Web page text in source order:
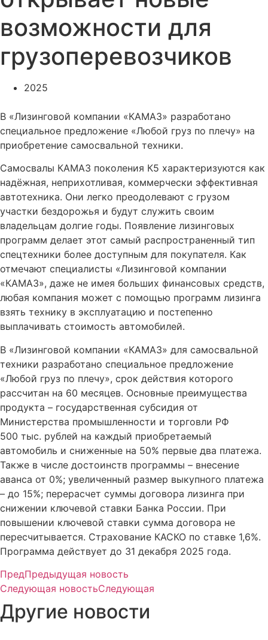
возможности для
грузоперевозчиков
2025
В «Лизинговой компании «КАМАЗ» разработано
специальное предложение «Любой груз по плечу» на
приобретение самосвальной техники.
Самосвалы КАМАЗ поколения К5 характеризуются как
надёжная, неприхотливая, коммерчески эффективная
автотехника. Они легко преодолевают с грузом
участки бездорожья и будут служить своим
владельцам долгие годы. Появление лизинговых
программ делает этот самый распространенный тип
спецтехники более доступным для покупателя. Как
отмечают специалисты «Лизинговой компании
«КАМАЗ», даже не имея больших финансовых средств,
любая компания может с помощью программ лизинга
взять технику в эксплуатацию и постепенно
выплачивать стоимость автомобилей.
В «Лизинговой компании «КАМАЗ» для самосвальной
техники разработано специальное предложение
«Любой груз по плечу», срок действия которого
рассчитан на 60 месяцев. Основные преимущества
продукта – государственная субсидия от
Министерства промышленности и торговли РФ
500 тыс. рублей на каждый приобретаемый
автомобиль и сниженные на 50% первые два платежа.
Также в числе достоинств программы – внесение
аванса от 0%; увеличенный размер выкупного платежа
– до 15%; перерасчет суммы договора лизинга при
снижении ключевой ставки Банка России. При
повышении ключевой ставки сумма договора не
пересчитывается. Страхование КАСКО по ставке 1,6%.
Программа действует до 31 декабря 2025 года.
ПредПредыдущая новость
Следующая новостьСледующая
Другие новости